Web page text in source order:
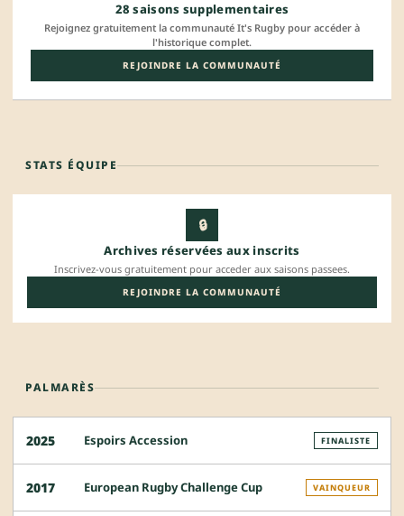
28 saisons supplementaires
Rejoignez gratuitement la communauté It's Rugby pour accéder à
l'historique complet.
REJOINDRE LA COMMUNAUTÉ
STATS ÉQUIPE
🔒
Archives réservées aux inscrits
Inscrivez-vous gratuitement pour acceder aux saisons passees.
REJOINDRE LA COMMUNAUTÉ
PALMARÈS
2025 Espoirs Accession FINALISTE
2017 European Rugby Challenge Cup VAINQUEUR